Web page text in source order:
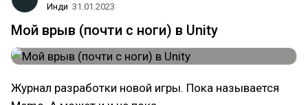
Инди 31.01.2023
Мой врыв (почти с ноги) в Unity
Журнал разработки новой игры. Пока называется